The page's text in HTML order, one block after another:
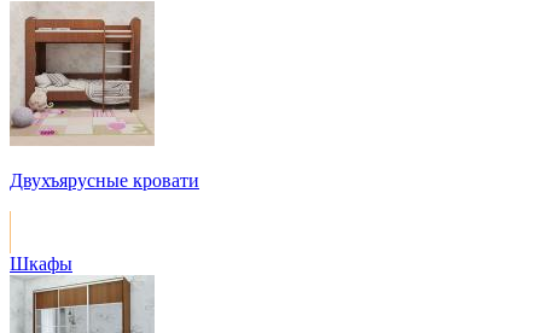
Двухъярусные кровати
Шкафы